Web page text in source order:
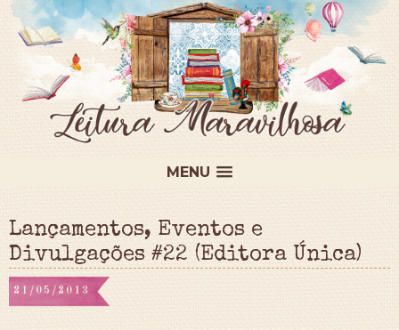
MENU
Lançamentos, Eventos e
Divulgações #22 (Editora Única)
21/05/2013